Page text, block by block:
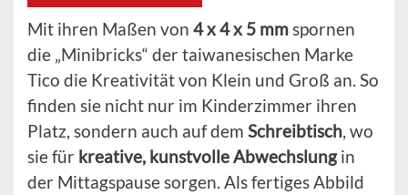
Mit ihren Maßen von 4 x 4 x 5 mmspornen
die „Minibricks“ der taiwanesischen Marke
Tico die Kreativität von Klein und Groß an. So
finden sie nicht nur im Kinderzimmer ihren
Platz, sondern auch auf dem Schreibtisch, wo
sie für kreative, kunstvolle Abwechslungin
der Mittagspause sorgen. Als fertiges Abbild